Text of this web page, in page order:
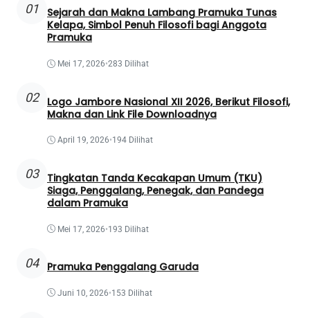
01
Sejarah dan Makna Lambang Pramuka Tunas
Kelapa, Simbol Penuh Filosofi bagi Anggota
Pramuka
Mei 17, 2026•283 Dilihat
02
Logo Jambore Nasional XII 2026, Berikut Filosofi,
Makna dan Link File Downloadnya
April 19, 2026•194 Dilihat
03
Tingkatan Tanda Kecakapan Umum (TKU)
Siaga, Penggalang, Penegak, dan Pandega
dalam Pramuka
Mei 17, 2026•193 Dilihat
04 Pramuka Penggalang Garuda
Juni 10, 2026•153 Dilihat